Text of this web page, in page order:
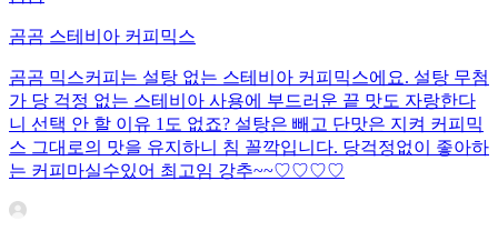
곰곰 스테비아 커피믹스
곰곰 믹스커피는 설탕 없는 스테비아 커피믹스에요. 설탕 무첨
가 당 걱정 없는 스테비아 사용에 부드러운 끝 맛도 자랑한다
니 선택 안 할 이유 1도 없죠? 설탕은 빼고 단맛은 지켜 커피믹
스 그대로의 맛을 유지하니 침 꼴깍입니다. 당걱정없이 좋아하
는 커피마실수있어 최고임 강추~~♡♡♡♡